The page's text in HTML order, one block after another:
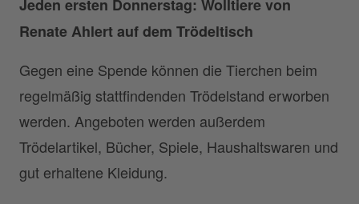
Jeden ersten Donnerstag: Wolltiere von
Renate Ahlert auf dem Trödeltisch
Gegen eine Spende können die Tierchen beim
regelmäßig stattfindenden Trödelstand erworben
werden. Angeboten werden außerdem
Trödelartikel, Bücher, Spiele, Haushaltswaren und
gut erhaltene Kleidung.